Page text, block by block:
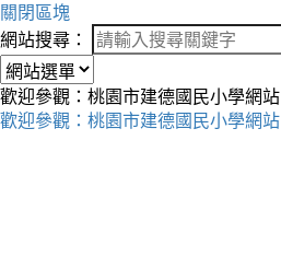
關閉區塊
網站搜尋：
歡迎參觀：桃園市建德國民小學網站
歡迎參觀：桃園市建德國民小學網站